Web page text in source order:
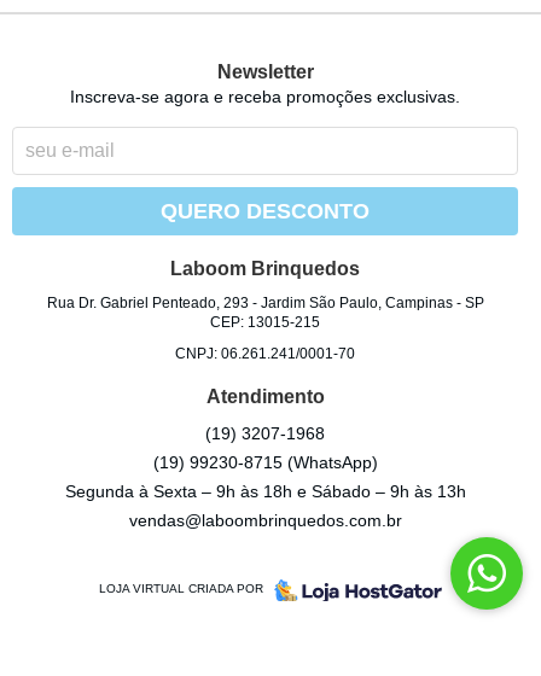
Newsletter
Inscreva-se agora e receba promoções exclusivas.
QUERO DESCONTO
Laboom Brinquedos
Rua Dr. Gabriel Penteado, 293- Jardim São Paulo, Campinas- SP
CEP: 13015-215
CNPJ: 06.261.241/0001-70
Atendimento
(19) 3207-1968
(19) 99230-8715 (WhatsApp)
Segunda à Sexta – 9h às 18h e Sábado – 9h às 13h
vendas@laboombrinquedos.com.br
LOJA VIRTUAL CRIADA POR